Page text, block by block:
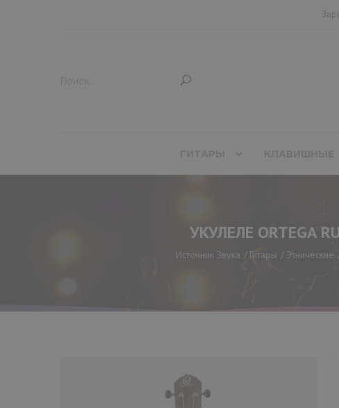
УКУЛЕЛЕ ORTEGA
Источник Звука Гитары Этнические